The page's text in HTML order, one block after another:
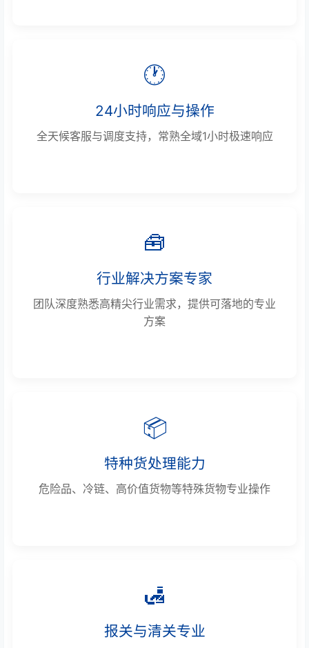
🕐
24小时响应与操作
全天候客服与调度支持，常熟全域1小时极速响应
🧰
行业解决方案专家
团队深度熟悉高精尖行业需求，提供可落地的专业
方案
📦
特种货处理能力
危险品、冷链、高价值货物等特殊货物专业操作
🛃
报关与清关专业